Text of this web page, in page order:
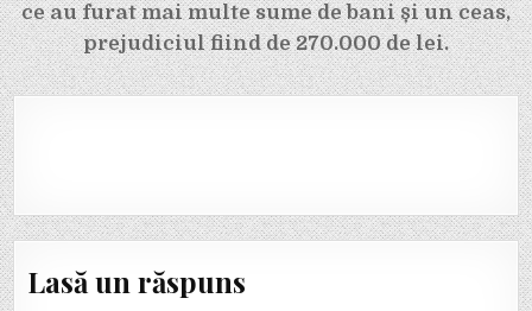
ce au furat mai multe sume de bani și un ceas,
prejudiciul fiind de 270.000 de lei.
Lasă un răspuns